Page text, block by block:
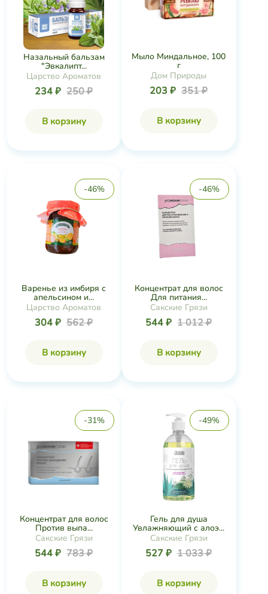
Назальный бальзам
"Эвкалипт...
Царство Ароматов
234 ₽ 250 ₽
В корзину
Мыло Миндальное, 100
г
Дом Природы
203 ₽ 351 ₽
В корзину
-46%
Варенье из имбиря с
апельсином и...
Царство Ароматов
304 ₽ 562 ₽
В корзину
-46%
Концентрат для волос
Для питания...
Сакские Грязи
544 ₽ 1 012 ₽
В корзину
-31%
Концентрат для волос
Против выпа...
Сакские Грязи
544 ₽ 783 ₽
В корзину
-49%
Гель для душа
Увлажняющий с алоэ...
Сакские Грязи
527 ₽ 1 033 ₽
В корзину